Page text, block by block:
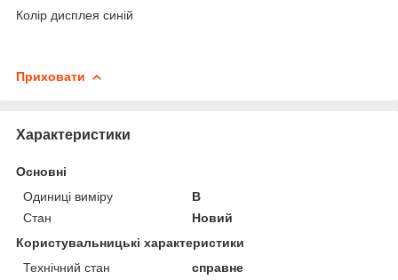
Колір дисплея синій
Приховати
Характеристики
Основні
Одиниці виміру
В
Стан
Новий
Користувальницькі характеристики
Технічний стан
справне